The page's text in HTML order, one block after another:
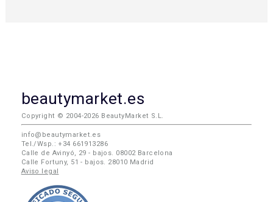
beautymarket.es
Copyright © 2004-2026 BeautyMarket S.L.
info@beautymarket.es
Tel./Wsp.: +34 661913286
Calle de Avinyó, 29 - bajos. 08002 Barcelona
Calle Fortuny, 51 - bajos. 28010 Madrid
Aviso legal